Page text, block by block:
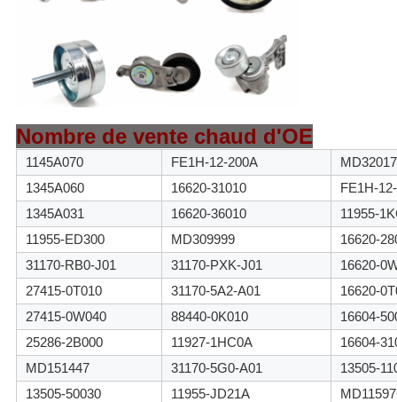
Nombre de vente chaud d'OE
1145A070 FE1H-12-200A
1345A060
16620-31010
FE1H-
1345A031
16620-36010
11955-
11955-ED300
MD309999
16620-
31170-RB0-J01
31170-PXK-J01
16620-
27415-0T010
31170-5A2-A01
16620-
27415-0W040
88440-0K010
16604-
25286-2B000
11927-1HC0A
16604-
MD151447
31170-5G0-A01
13505-
13505-50030
11955-JD21A